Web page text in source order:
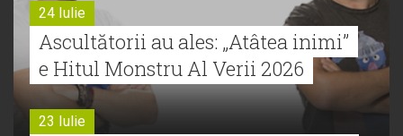
24 Iulie
Ascultătorii au ales: „Atâtea inimi”
e Hitul Monstru Al Verii 2026
23 Iulie